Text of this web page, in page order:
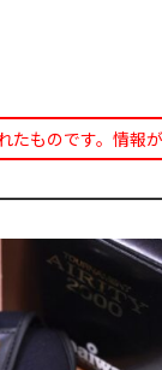
たものです。情報